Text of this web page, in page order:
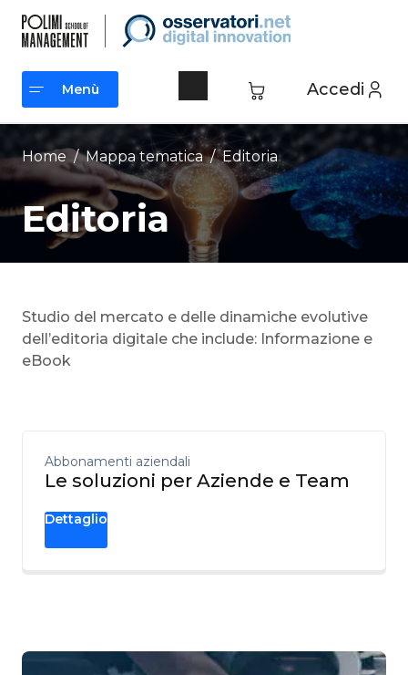
contenuto
Accedi
Menù
Menù
Home / Mappa tematica /Editoria
Editoria
Studio del mercato e delle dinamiche evolutive
dell’editoria digitale che include: Informazione e
eBook
Abbonamenti aziendali
Le soluzioni per Aziende e Team
Dettaglio